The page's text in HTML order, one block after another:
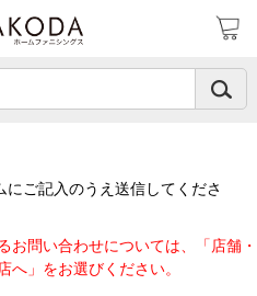
ご記入のうえ送信してくださ
問い合わせについては、「店舗・
へ」をお選びください。